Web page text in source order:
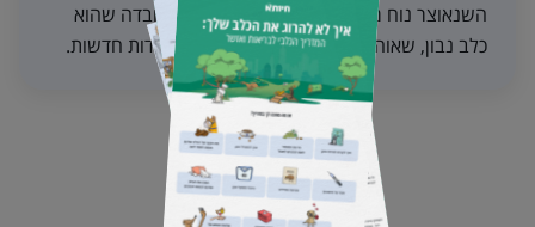
השנאוצר נוח מאוד לאילוף, בעיקר בזכות העובדה שהוא
כלב נבון, שאוהב לרצות וקולט מהר מאוד פקודות חדשות.